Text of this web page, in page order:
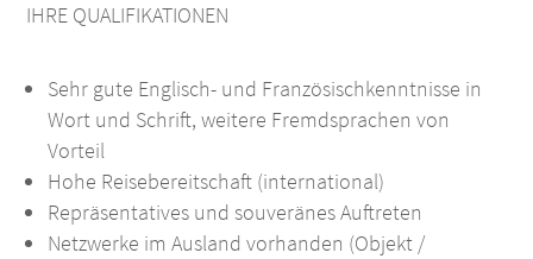
IHRE QUALIFIKATIONEN
Sehr gute Englisch- und Französischkenntnisse in
Wort und Schrift, weitere Fremdsprachen von
Vorteil
Hohe Reisebereitschaft (international)
Repräsentatives und souveränes Auftreten
Netzwerke im Ausland vorhanden (Objekt /